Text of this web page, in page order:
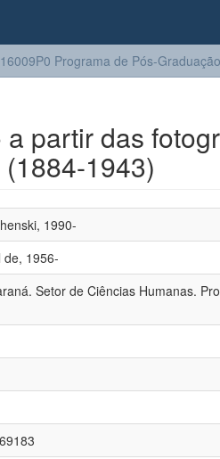
Programa de Pós-
partir das
1943)
1990-
de, 1956-
Setor de Ciências Humanas.